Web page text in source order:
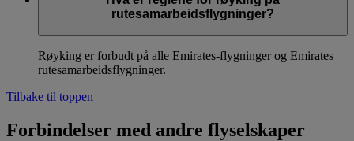
rutesamarbeidsflygninger?
Røyking er forbudt på alle Emirates-flygninger og Emirates
rutesamarbeidsflygninger.
Tilbake til toppen
Forbindelser med andre flyselskaper